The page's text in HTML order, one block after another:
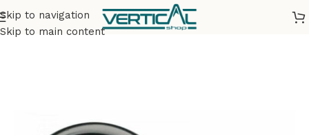
Skip to navigation
Skip to main content
Accueil Matériel Assureurs & Déscendeurs